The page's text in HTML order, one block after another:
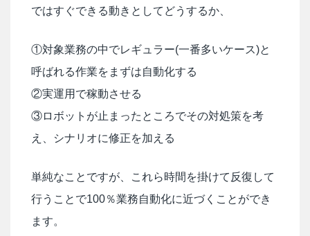
ではすぐできる動きとしてどうするか、
①対象業務の中でレギュラー(一番多いケース)と
呼ばれる作業をまずは自動化する
②実運用で稼動させる
③ロボットが止まったところでその対処策を考
え、シナリオに修正を加える
単純なことですが、これら時間を掛けて反復して
行うことで100％業務自動化に近づくことができ
ます。